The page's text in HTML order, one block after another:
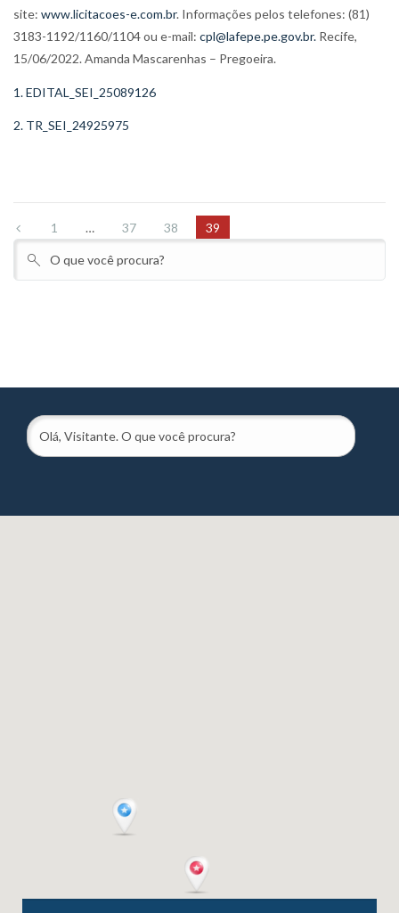
site: www.licitacoes-e.com.br. Informações pelos telefones: (81)
3183-1192/1160/1104 ou e-mail: cpl@lafepe.pe.gov.br. Recife,
15/06/2022. Amanda Mascarenhas – Pregoeira.
1. EDITAL_SEI_25089126
2. TR_SEI_24925975
1 … 37 38 39